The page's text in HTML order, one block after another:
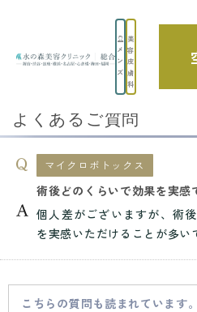
メ
ン
ズ
美
容
皮
膚
科
TOP よくあるご質問
マイクロボ
術後どのくらいで効果を実感できますか？
よくあるご質問
マイクロボトックス
術後どのくらいで効果を実感
個人差がございますが、術
を実感いただけることが多い
こちらの質問も読まれています。